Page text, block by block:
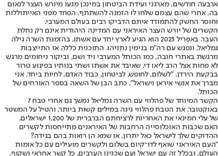
ארבעה חודשים, מארגני ועידת הביטחון במינכן מנעו מיורש העצר לנאום
בה, אחרי שהם עצמם שלחו לו הזמנה להשתתף. הפחד מפני האייתוללות
וחוסר החשק להתמודד איתם הדביקו רבים בעולם המערבי.
הקשרים של יורש העצר האיראני עם המדינה היהודית אינם רק נחלת
העבר. באפריל 2023 הוא הגיע לארץ יחד עם אשתו, בהזמנת השרה גילה
גמליאל, ונפגש עם רה"מ בנימין נתניהו. התוכנית כללה אז התייצבות
מרגשת באתרי חובה, כמו הכותל המערבי ויד ושם, וביקור ניחומים מרגש
לא פחות אצל הרב ליאו די, שאיבד את אשתו ושתי בנותיו בפיגוע טרור
בבקעת הירדן. "לשלום, לחופש, לביטחון, כבוד האדם, לחיות ביחד. אני
מברך את אנשי איראן וישראל", כתב הבן של השאה בספר האורחים של
הכותל.
הקשר המיוחד של פהלווי עם השרה גמליאל נמשך גם אחרי טבח 7
באוקטובר. את הטבח פהלווי גינה במילים קשות ביותר, והטיל על המשטר
של עלי חמינאי את האחריות לרציחתם הברברית של 1,200 ישראלים.
האם שכבות האוכלוסייה הרחבות של האיראנים מתייחסות לקשרים
ההדוקים שלך לישראל כאל יתרון, או שמא הן רואות בהם בגידה?
"העם האיראני שואף לדו־קיום בשלום ולקשרים מועילים עם כל אומות
העולם, ובכלל זה עם ישראל ועם שכנינו הערבים. כל קשר אחראי ושקוף,